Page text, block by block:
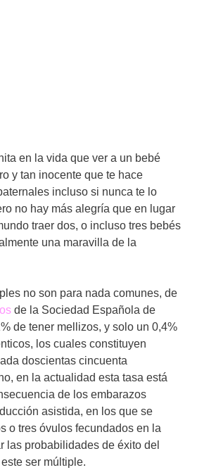
en la vida que ver a un bebé
y tan inocente que te hace
incluso si nunca te lo
no hay más alegría que en lugar
traer dos, o incluso tres bebés
una maravilla de la
no son para nada comunes, de
de la Sociedad Española de
de tener mellizos, y solo un 0,4%
los cuales constituyen
doscientas cincuenta
en la actualidad esta tasa está
de los embarazos
asistida, en los que se
o tres óvulos fecundados en la
las probabilidades de éxito del
ser múltiple.